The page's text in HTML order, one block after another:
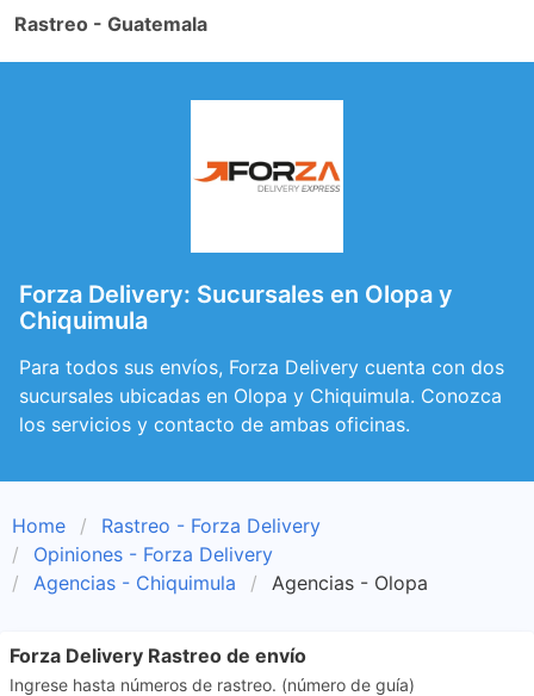
Rastreo - Guatemala
Forza Delivery: Sucursales en Olopa y
Chiquimula
Para todos sus envíos, Forza Delivery cuenta con dos
sucursales ubicadas en Olopa y Chiquimula. Conozca
los servicios y contacto de ambas oficinas.
Home
Rastreo - Forza Delivery
Opiniones - Forza Delivery
Agencias - Chiquimula
Agencias - Olopa
Forza Delivery Rastreo de envío
Ingrese hasta números de rastreo. (número de guía)